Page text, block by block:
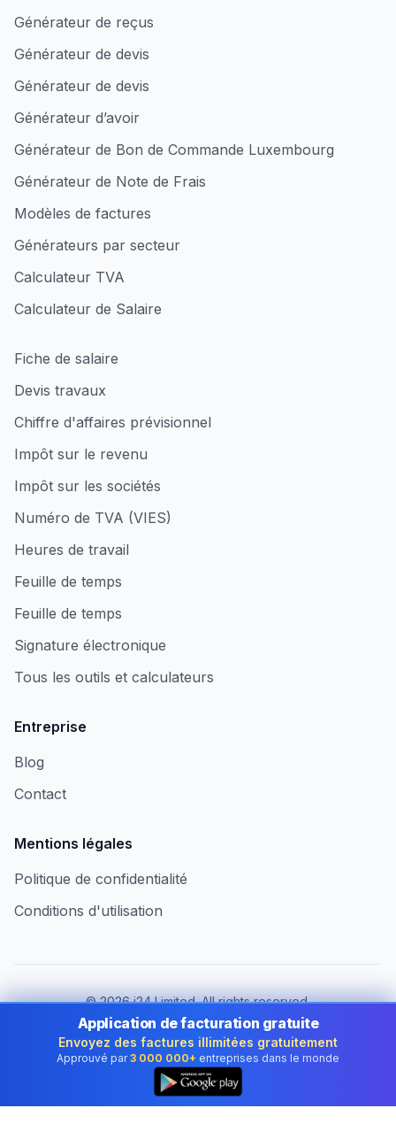
Générateur de reçus
Générateur de devis
Générateur de devis
Générateur d’avoir
Générateur de Bon de Commande Luxembourg
Générateur de Note de Frais
Modèles de factures
Générateurs par secteur
Calculateur TVA
Calculateur de Salaire
Fiche de salaire
Devis travaux
Chiffre d'affaires prévisionnel
Impôt sur le revenu
Impôt sur les sociétés
Numéro de TVA (VIES)
Heures de travail
Feuille de temps
Feuille de temps
Signature électronique
Tous les outils et calculateurs
Entreprise
Blog
Contact
Mentions légales
Politique de confidentialité
Conditions d'utilisation
©2026i24 Limited. All rights reserved.
Au service des entreprises au Luxembourg
Changer de pays :
Luxembourg
Application de facturation gratuite
Envoyez des factures illimitées gratuitement
Approuvé par 3 000 000+ entreprises dans le monde